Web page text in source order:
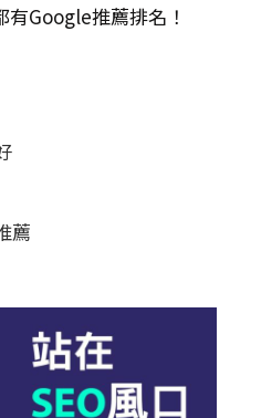
有Google推薦排名！
薦